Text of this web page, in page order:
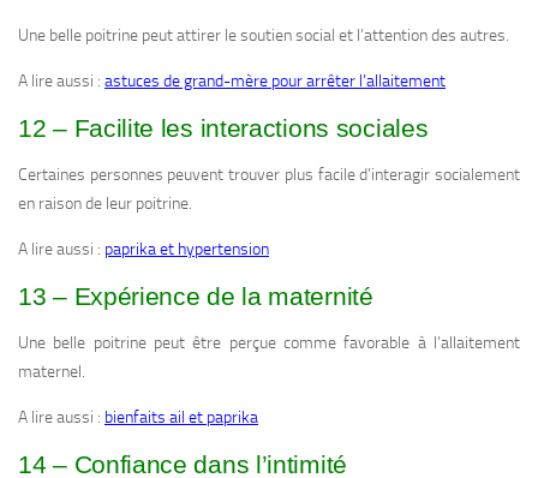
Une belle poitrine peut attirer le soutien social et l’attention des autres.
A lire aussi : astuces de grand-mère pour arrêter l’allaitement
12 – Facilite les interactions sociales
Certaines personnes peuvent trouver plus facile d’interagir socialement
en raison de leur poitrine.
A lire aussi : paprika et hypertension
13 – Expérience de la maternité
Une belle poitrine peut être perçue comme favorable à l’allaitement
maternel.
A lire aussi : bienfaits ail et paprika
14 – Confiance dans l’intimité